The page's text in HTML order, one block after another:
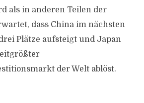
als in anderen Teilen der
dass China im nächsten
Plätze aufsteigt und Japan
der Welt ablöst.